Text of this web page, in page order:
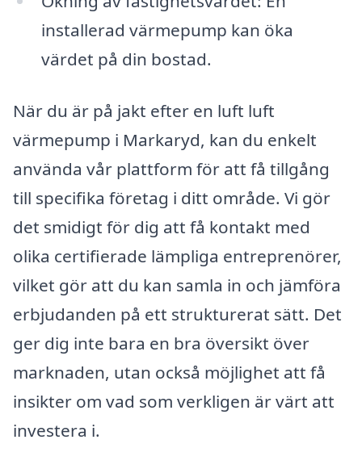
installerad värmepump kan öka
värdet på din bostad.
När du är på jakt efter en luft luft
värmepump i Markaryd, kan du enkelt
använda vår plattform för att få tillgång
till specifika företag i ditt område. Vi gör
det smidigt för dig att få kontakt med
olika certifierade lämpliga entreprenörer,
vilket gör att du kan samla in och jämföra
erbjudanden på ett strukturerat sätt. Det
ger dig inte bara en bra översikt över
marknaden, utan också möjlighet att få
insikter om vad som verkligen är värt att
investera i.